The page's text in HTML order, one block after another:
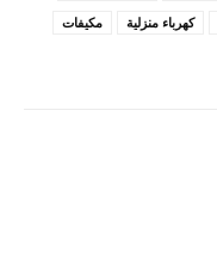
كهرباء منزلية
مكيفات